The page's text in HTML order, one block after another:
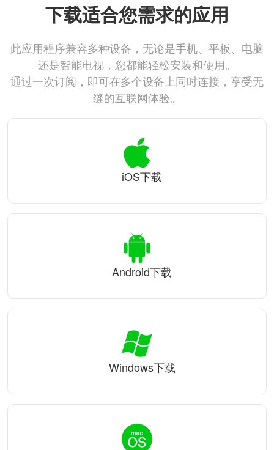
下载适合您需求的应用
此应用程序兼容多种设备，无论是手机、平板、电脑
还是智能电视，您都能轻松安装和使用。
通过一次订阅，即可在多个设备上同时连接，享受无
缝的互联网体验。
iOS下载
Android下载
Windows下载